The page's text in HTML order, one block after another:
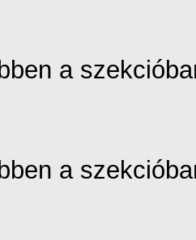
a
a